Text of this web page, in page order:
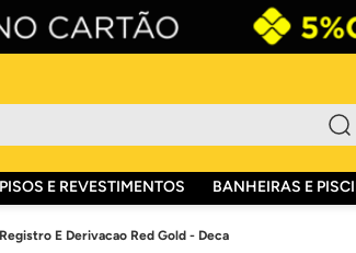
PISOS E REVESTIMENTOS BANHEIRAS E
E Derivacao Red Gold - Deca